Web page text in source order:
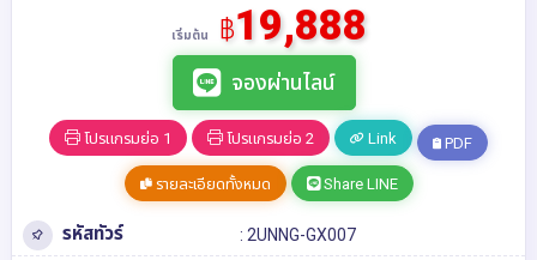
เริ่มต้น ฿19,888
จองผ่านไลน์
โปรแกรมย่อ 1 โปรแกรมย่อ 2 Link PDF
รายละเอียดทั้งหมด Share LINE
รหัสทัวร์ : 2UNNG-GX007